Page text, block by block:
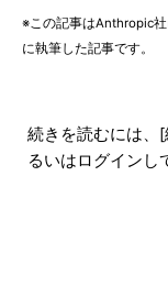
※この記事はAnthropic
に執筆した記事です。
続きを読むには、
るいはログインし